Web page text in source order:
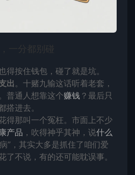
一分都别碰
得按住钱包，碰了就是坑。
出。十赌九输这话听着老套，
普通人想靠这个赚钱 ？最后只
搭进去。
花得那叫一个冤枉。市面上不少
产品 ，吹得神乎其神，说什么
”，其实大多是抓住了咱们爱
了不说，有的还可能耽误事。